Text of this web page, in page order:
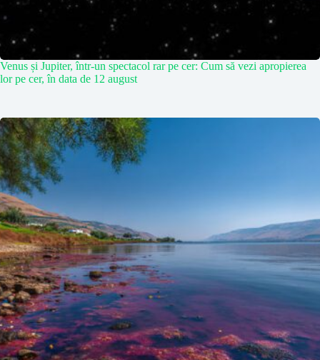
Venus și Jupiter, într-un spectacol rar pe cer: Cum să vezi apropierea
lor pe cer, în data de 12 august